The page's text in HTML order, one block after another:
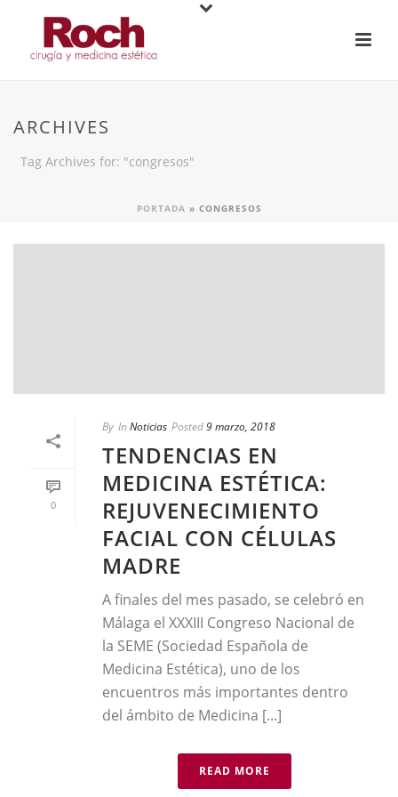
ARCHIVES
Tag Archives for: "congresos"
PORTADA » CONGRESOS
0
By In Noticias Posted9 marzo, 2018
TENDENCIAS EN
MEDICINA ESTÉTICA:
REJUVENECIMIENTO
FACIAL CON CÉLULAS
MADRE
A finales del mes pasado, se celebró en
Málaga el XXXIII Congreso Nacional de
la SEME (Sociedad Española de
Medicina Estética), uno de los
encuentros más importantes dentro
del ámbito de Medicina [...]
READ MORE